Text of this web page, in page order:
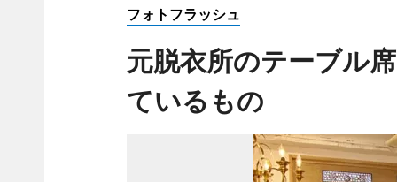
フォトフラッシュ
元脱衣所のテーブル
ているもの